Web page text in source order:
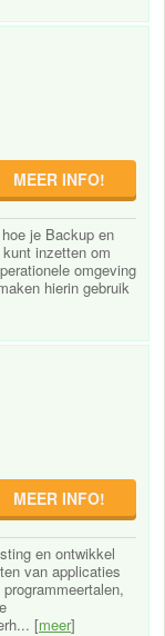
MEER INFO!
je Backup en
inzetten om
omgeving
hierin gebruik
MEER INFO!
en ontwikkel
van applicaties
[meer]